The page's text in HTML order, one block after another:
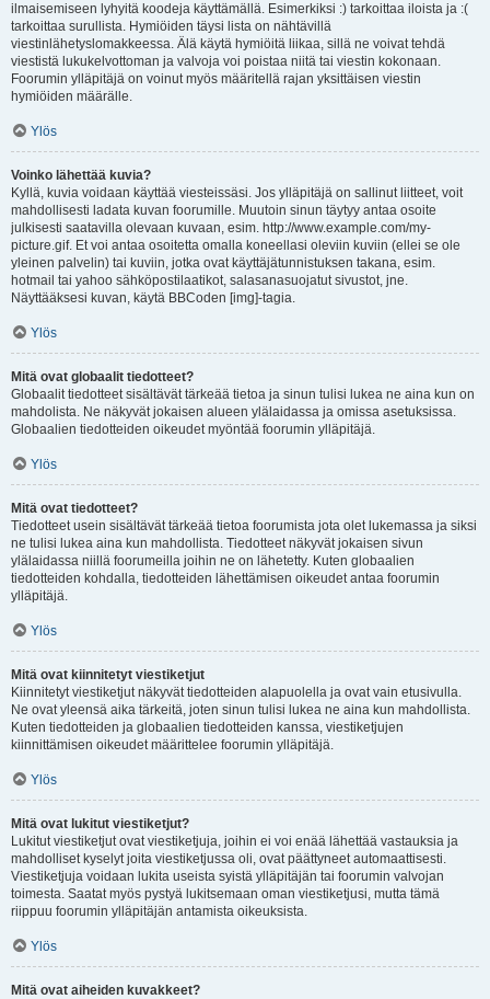
ilmaisemiseen lyhyitä koodeja käyttämällä. Esimerkiksi :) tarkoittaa iloista ja :(
tarkoittaa surullista. Hymiöiden täysi lista on nähtävillä
viestinlähetyslomakkeessa. Älä käytä hymiöitä liikaa, sillä ne voivat tehdä
viestistä lukukelvottoman ja valvoja voi poistaa niitä tai viestin kokonaan.
Foorumin ylläpitäjä on voinut myös määritellä rajan yksittäisen viestin
hymiöiden määrälle.
Ylös
Voinko lähettää kuvia?
Kyllä, kuvia voidaan käyttää viesteissäsi. Jos ylläpitäjä on sallinut liitteet, voit
mahdollisesti ladata kuvan foorumille. Muutoin sinun täytyy antaa osoite
julkisesti saatavilla olevaan kuvaan, esim. http://www.example.com/my-
picture.gif. Et voi antaa osoitetta omalla koneellasi oleviin kuviin (ellei se ole
yleinen palvelin) tai kuviin, jotka ovat käyttäjätunnistuksen takana, esim.
hotmail tai yahoo sähköpostilaatikot, salasanasuojatut sivustot, jne.
Näyttääksesi kuvan, käytä BBCoden [img]-tagia.
Ylös
Mitä ovat globaalit tiedotteet?
Globaalit tiedotteet sisältävät tärkeää tietoa ja sinun tulisi lukea ne aina kun on
mahdolista. Ne näkyvät jokaisen alueen ylälaidassa ja omissa asetuksissa.
Globaalien tiedotteiden oikeudet myöntää foorumin ylläpitäjä.
Ylös
Mitä ovat tiedotteet?
Tiedotteet usein sisältävät tärkeää tietoa foorumista jota olet lukemassa ja siksi
ne tulisi lukea aina kun mahdollista. Tiedotteet näkyvät jokaisen sivun
ylälaidassa niillä foorumeilla joihin ne on lähetetty. Kuten globaalien
tiedotteiden kohdalla, tiedotteiden lähettämisen oikeudet antaa foorumin
ylläpitäjä.
Ylös
Mitä ovat kiinnitetyt viestiketjut
Kiinnitetyt viestiketjut näkyvät tiedotteiden alapuolella ja ovat vain etusivulla.
Ne ovat yleensä aika tärkeitä, joten sinun tulisi lukea ne aina kun mahdollista.
Kuten tiedotteiden ja globaalien tiedotteiden kanssa, viestiketjujen
kiinnittämisen oikeudet määrittelee foorumin ylläpitäjä.
Ylös
Mitä ovat lukitut viestiketjut?
Lukitut viestiketjut ovat viestiketjuja, joihin ei voi enää lähettää vastauksia ja
mahdolliset kyselyt joita viestiketjussa oli, ovat päättyneet automaattisesti.
Viestiketjuja voidaan lukita useista syistä ylläpitäjän tai foorumin valvojan
toimesta. Saatat myös pystyä lukitsemaan oman viestiketjusi, mutta tämä
riippuu foorumin ylläpitäjän antamista oikeuksista.
Ylös
Mitä ovat aiheiden kuvakkeet?